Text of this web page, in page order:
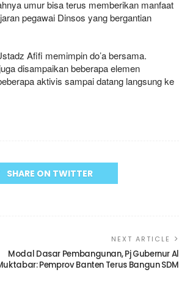
umur bisa terus memberikan manfaat
pegawai Dinsos yang bergantian
Afifi memimpin do’a bersama.
disampaikan beberapa elemen
aktivis sampai datang langsung ke
SHARE ON TWITTER
NEXT ARTICLE
Modal Dasar Pembangunan, Pj Gubernur Al
Pemprov Banten Terus Bangun SDM